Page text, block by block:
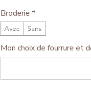
Broderie *
Avec Sans
Mon choix de fourrure et